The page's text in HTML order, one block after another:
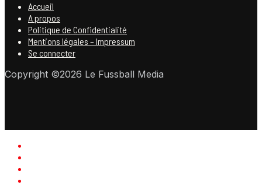
Accueil
A propos
Politique de Confidentialité
Mentions légales – Impressum
Se connecter
Copyright ©2026 Le Fussball Media